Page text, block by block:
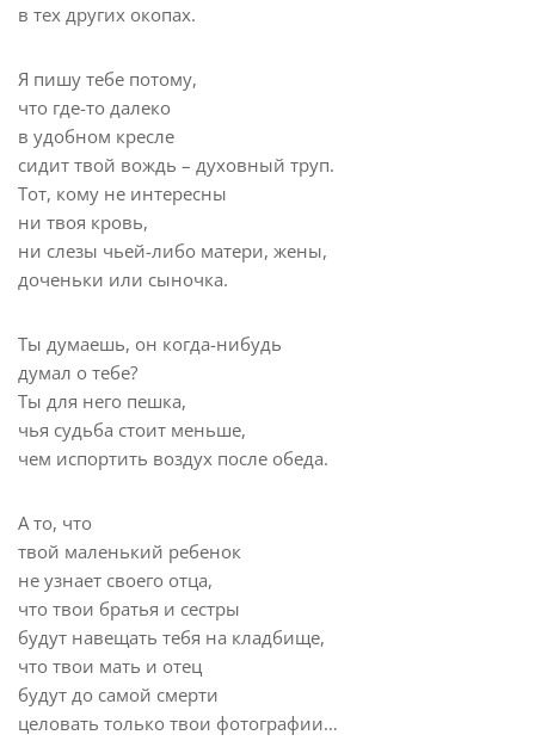
в тех других окопах.
Я пишу тебе потому,
что где-то далеко
в удобном кресле
сидит твой вождь – духовный труп.
Тот, кому не интересны
ни твоя кровь,
ни слезы чьей-либо матери, жены,
доченьки или сыночка.
Ты думаешь, он когда-нибудь
думал о тебе?
Ты для него пешка,
чья судьба стоит меньше,
чем испортить воздух после обеда.
А то, что
твой маленький ребенок
не узнает своего отца,
что твои братья и сестры
будут навещать тебя на кладбище,
что твои мать и отец
будут до самой смерти
целовать только твои фотографии…